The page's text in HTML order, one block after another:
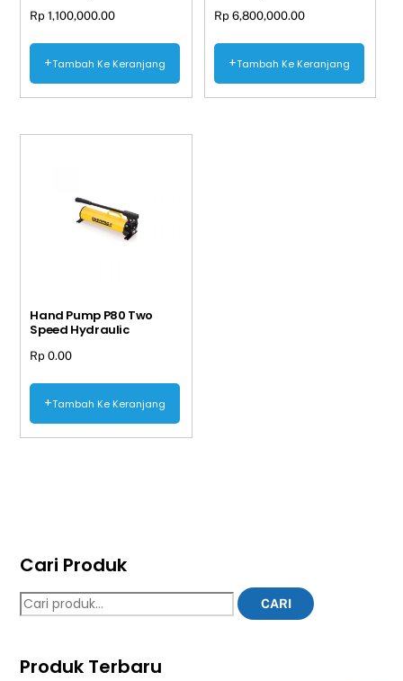
Rp 1,100,000.00
Tambah Ke Keranjang
Rp6,800,000.00
Tambah Ke Keranjang
Hand Pump P80 Two
Speed Hydraulic
Rp 0.00
Tambah Ke Keranjang
Cari Produk
Pencarian
untuk:
CARI
Produk Terbaru